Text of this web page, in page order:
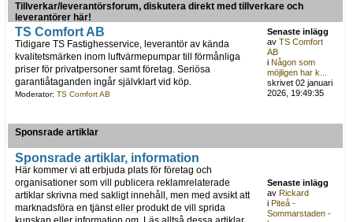
Tillverkar/leverantörsforum, diskutera direkt med tillverkare och
leverantörer här!
TS Comfort AB
Tidigare TS Fastighesservice, leverantör av kända
kvalitetsmärken inom luftvärmepumpar till förmånliga
priser för privatpersoner samt företag. Seriösa
garantiåtaganden ingår självklart vid köp.
Moderator: TS Comfort AB
Senaste inlägg
avTS Comfort
AB
iNågon som
möjligen har k...
skrivet 02 januari
2026, 19:49:35
Sponsrade artiklar
Sponsrade artiklar, information
Här kommer vi att erbjuda plats för företag och
organisationer som vill publicera reklamrelaterade
artiklar skrivna med sakligt innehåll, men med avsikt att
marknadsföra en tjänst eller produkt de vill sprida
Senaste inlägg
avRickard
iPiteå -
Sommarstaden -